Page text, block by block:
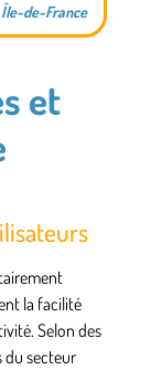
de-France
et
la facilité
Selon des
du secteur